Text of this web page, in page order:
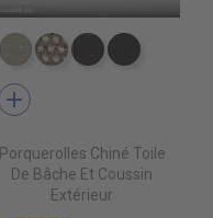
DD4080 MARBRE
DD4090 MARBRE
DD4220DD4470
add
Porquerolles Chiné Toile
De Bâche Et Coussin
Extérieur